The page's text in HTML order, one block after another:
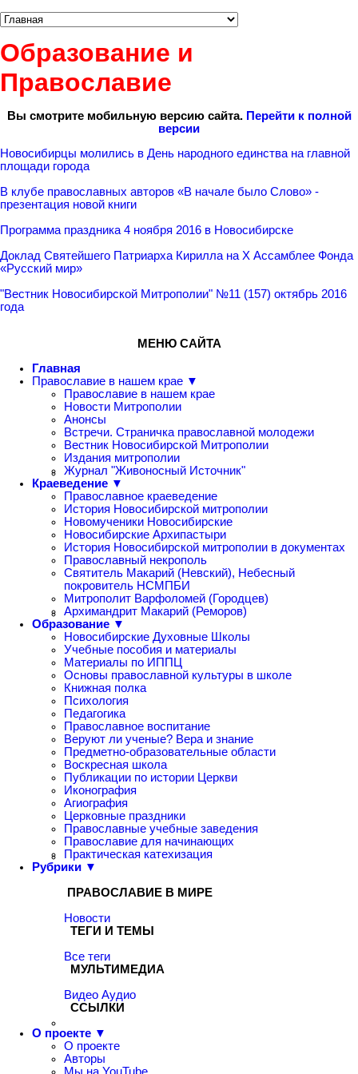
Образование и
Православие
Вы смотрите мобильную версию сайта. Перейти к полной
версии
Новосибирцы молились в День народного единства на главной
площади города
В клубе православных авторов «В начале было Слово» -
презентация новой книги
Программа праздника 4 ноября 2016 в Новосибирске
Доклад Святейшего Патриарха Кирилла на X Ассамблее Фонда
«Русский мир»
"Вестник Новосибирской Митрополии" №11 (157) октябрь 2016
года
МЕНЮ САЙТА
Главная
Православие в нашем крае ▼
Православие в нашем крае
Новости Митрополии
Анонсы
Встречи. Страничка православной молодежи
Вестник Новосибирской Митрополии
Издания митрополии
Журнал "Живоносный Источник"
Краеведение ▼
Православное краеведение
История Новосибирской митрополии
Новомученики Новосибирские
Новосибирские Архипастыри
История Новосибирской митрополии в документах
Православный некрополь
Святитель Макарий (Невский), Небесный
покровитель НСМПБИ
Митрополит Варфоломей (Городцев)
Архимандрит Макарий (Реморов)
Образование ▼
Новосибирские Духовные Школы
Учебные пособия и материалы
Материалы по ИППЦ
Основы православной культуры в школе
Книжная полка
Психология
Педагогика
Православное воспитание
Веруют ли ученые? Вера и знание
Предметно-образовательные области
Воскресная школа
Публикации по истории Церкви
Иконография
Агиография
Церковные праздники
Православные учебные заведения
Православие для начинающих
Практическая катехизация
Рубрики ▼
ПРАВОСЛАВИЕ В МИРЕ
Новости
ТЕГИ И ТЕМЫ
Все теги
МУЛЬТИМЕДИА
Видео Аудио
ССЫЛКИ
О проекте ▼
О проекте
Авторы